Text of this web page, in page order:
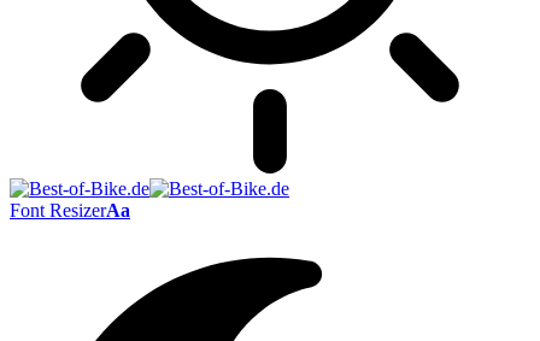
Font ResizerAa